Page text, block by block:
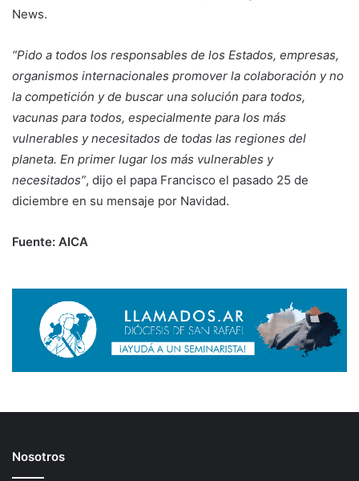
News.
“Pido a todos los responsables de los Estados, empresas,
organismos internacionales promover la colaboración y no
la competición y de buscar una solución para todos,
vacunas para todos, especialmente para los más
vulnerables y necesitados de todas las regiones del
planeta. En primer lugar los más vulnerables y
necesitados”, dijo el papa Francisco el pasado 25 de
diciembre en su mensaje por Navidad.
Fuente: AICA
Nosotros